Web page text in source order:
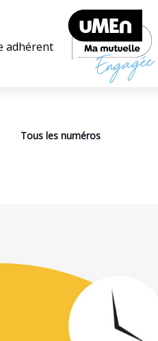
adhérent
Tous les numéros